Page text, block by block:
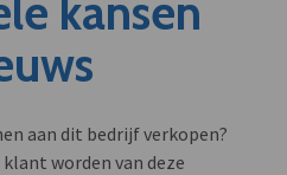
kansen
aan dit bedrijf verkopen?
worden van deze